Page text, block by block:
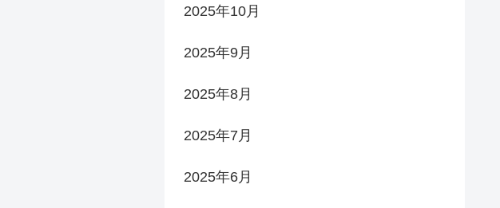
2025年10月
2025年9月
2025年8月
2025年7月
2025年6月